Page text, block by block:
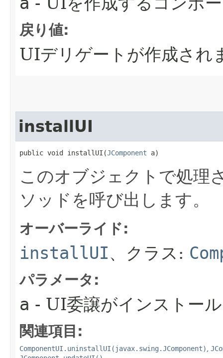
戻り値:
UIデリゲートが作成され
installUI
public void installUI​(JComponent a)
このオブジェクトで処理
ソッドを呼び出します。
オーバーライド:
installUI、クラス:
パラメータ:
a - UI委譲がインストー
関連項目:
ComponentUI.uninstallUI(javax.swing.JComponent)